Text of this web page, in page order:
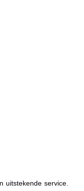
uitstekende service.